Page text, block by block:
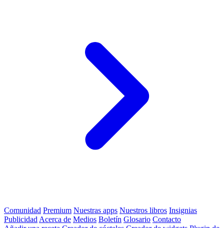
Comunidad Premium Nuestras apps Nuestros libros Insignias
Publicidad Acerca de Medios Boletín Glosario Contacto